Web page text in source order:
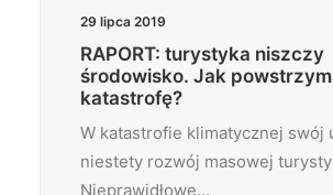
29 lipca 2019
RAPORT: turystyka niszczy
środowisko. Jak
katastrofę?
W katastrofie klimatycznej swój
niestety rozwój masowej
Nieprawidłowe…